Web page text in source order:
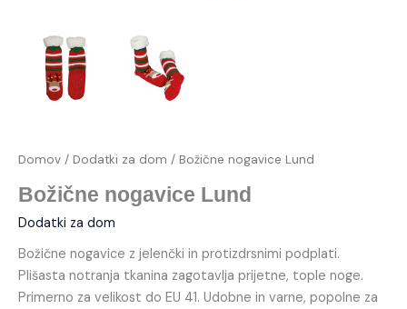
Domov / Dodatki za dom / Božične nogavice Lund
Božične nogavice Lund
Dodatki za dom
Božične nogavice z jelenčki in protizdrsnimi podplati.
Plišasta notranja tkanina zagotavlja prijetne, tople noge.
Primerno za velikost do EU 41. Udobne in varne, popolne za